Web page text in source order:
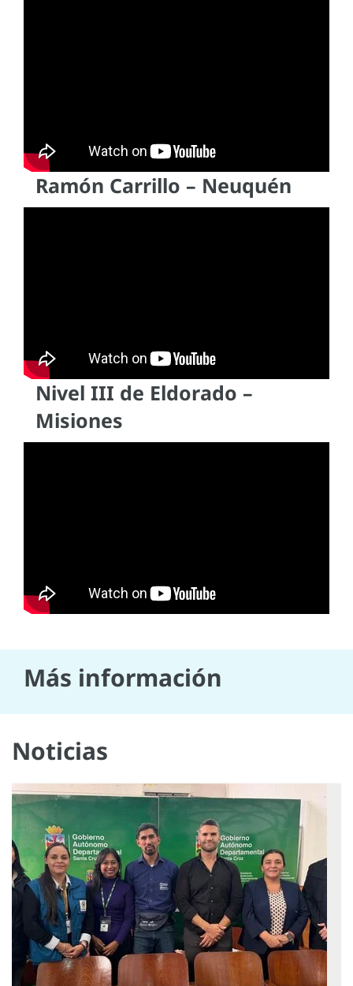
Ramón Carrillo – Neuquén
Nivel III de Eldorado –
Misiones
Más información
Noticias